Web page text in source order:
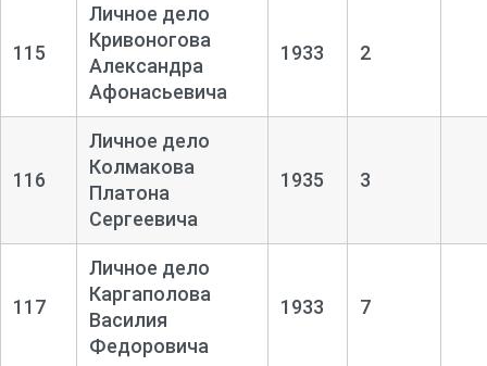
115
Личное дело
Кривоногова
Александра
Афонасьевича
1933 2
116
Личное дело
Колмакова
Платона
Сергеевича
1935 3
117
Личное дело
Каргаполова
Василия
Федоровича
1933 7